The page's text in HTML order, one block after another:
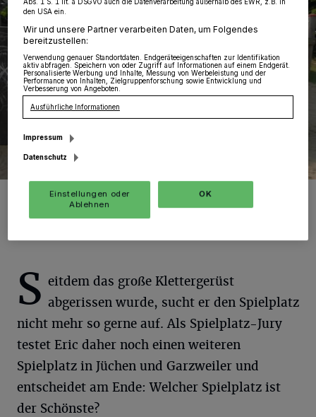
Foto: Alina Gries
S eitdem das große Klettergerüst
abgerissen wurde, sucht er den Spielplatz
nicht mehr so gerne auf. Als Spielplatz-Jury
testet Eric daher noch einen weiteren
Spielplatz in Jüchen und Garzweiler und
entscheidet am Ende: Welcher Spielplatz ist
der Schönste?
Abs. 1 S. 1 lit. a DSGVO auch die Datenverarbeitung außerhalb des EWR, z.B. in
den USA ein.
Wir und unsere Partner verarbeiten Daten, um Folgendes
bereitzustellen:
Verwendung genauer Standortdaten. Endgeräteeigenschaften zur Identifikation
aktiv abfragen. Speichern von oder Zugriff auf Informationen auf einem Endgerät.
Personalisierte Werbung und Inhalte, Messung von Werbeleistung und der
Performance von Inhalten, Zielgruppenforschung sowie Entwicklung und
Verbesserung von Angeboten.
Ausführliche Informationen
Impressum
Datenschutz
Einstellungen oder
Ablehnen
OK